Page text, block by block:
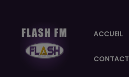
ACCUEIL
CONTACT